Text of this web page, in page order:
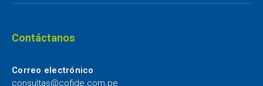
Contáctanos
Correo electrónico
consultas@cofide.com.pe